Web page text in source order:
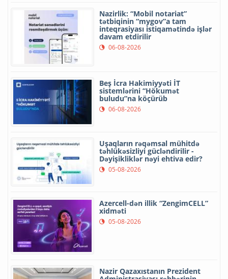
Nazirlik: “Mobil notariat”
tətbiqinin “mygov”a tam
inteqrasiyası istiqamətində işlər
davam etdirilir
06-08-2026
Beş İcra Hakimiyyəti İT
sistemlərini “Hökumət
buludu”na köçürüb
06-08-2026
Uşaqların rəqəmsal mühitdə
təhlükəsizliyi gücləndirilir -
Dəyişikliklər nəyi ehtiva edir?
05-08-2026
Azercell-dən illik “ZengimCELL”
xidməti
05-08-2026
Nazir Qazaxıstanın Prezident